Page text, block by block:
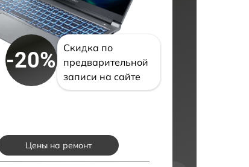
-20%
Скидка по
предварительной
записи на сайте
Цены на ремонт